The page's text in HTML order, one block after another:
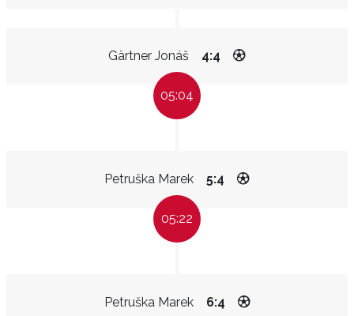
Gärtner Jonáš 4:4
05:04
Petruška Marek 5:4
05:22
Petruška Marek 6:4